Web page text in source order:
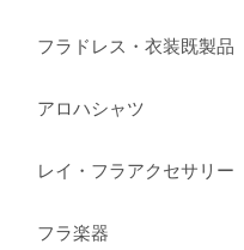
フラドレス・衣装既製品
アロハシャツ
レイ・フラアクセサリー
フラ楽器